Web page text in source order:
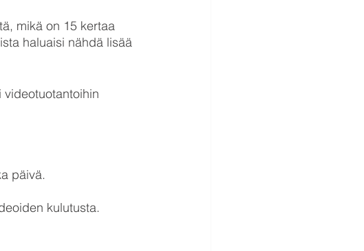
mikä on 15 kertaa
haluaisi nähdä lisää
päivä.
kulutusta.